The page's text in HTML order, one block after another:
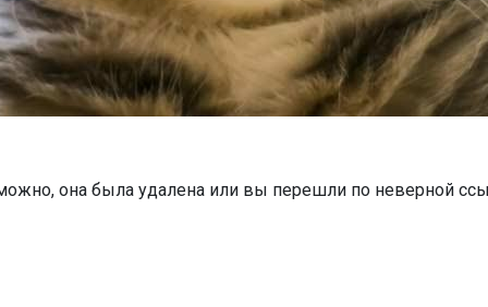
она была удалена или вы перешли по неверной